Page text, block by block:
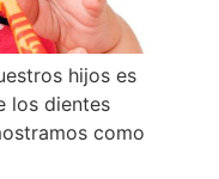
hijos es
los dientes
como